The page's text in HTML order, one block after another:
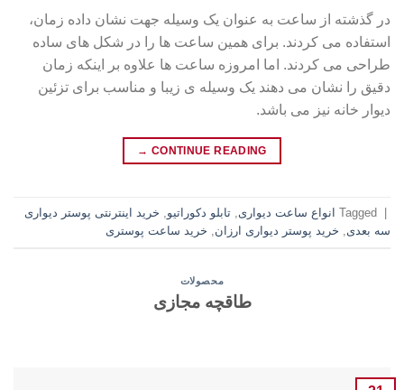
در گذشته از ساعت به عنوان یک وسیله جهت نشان داده زمان،
استفاده می کردند. برای همین ساعت ها را در شکل های ساده
طراحی می کردند. اما امروزه ساعت ها علاوه بر اینکه زمان
دقیق را نشان می دهند یک وسیله ی زیبا و مناسب برای تزئین
دیوار خانه نیز می باشد.
CONTINUE READING
→
Tagged انواع ساعت دیواری تابلو دکوراتیو
خرید اینترنتی پوستر دیواری
سه بعدی
خرید پوستر دیواری ارزان خرید ساعت پوستری
محصولات
طاقچه مجازی